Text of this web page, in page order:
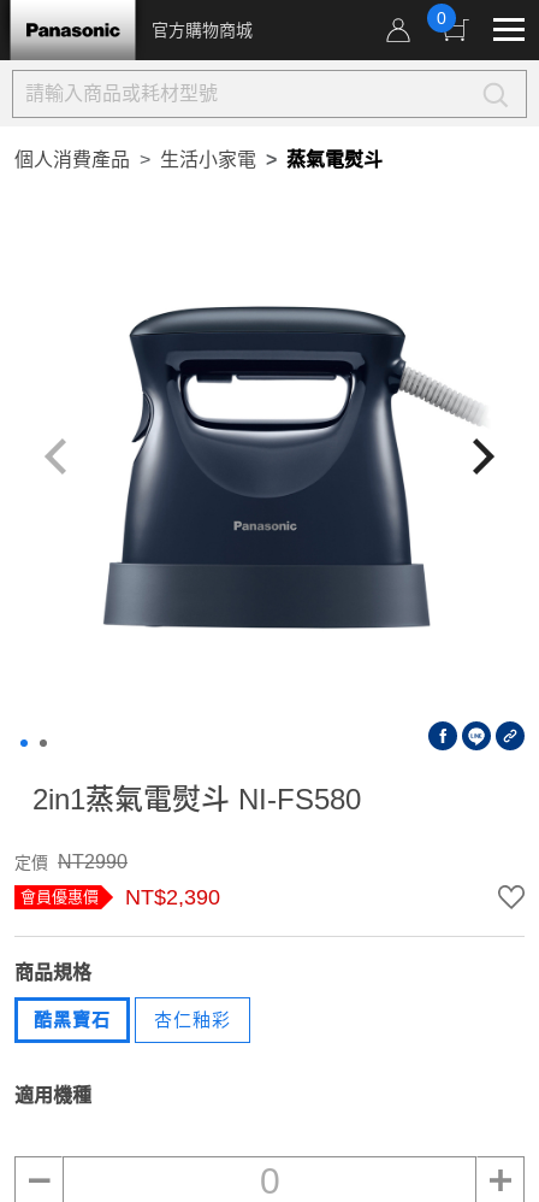
官方購物商城
0
個人消費產品 生活小家電 蒸氣電熨斗
2in1蒸氣電熨斗 NI-FS580
定價 NT2990
會員優惠價 NT$2,390
商品規格
酷黑寶石 杏仁釉彩
適用機種
0